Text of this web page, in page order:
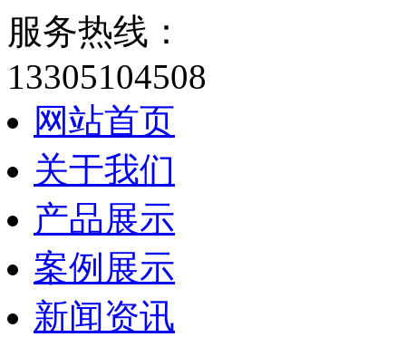
服务热线：
13305104508
网站首页
关于我们
产品展示
案例展示
新闻资讯